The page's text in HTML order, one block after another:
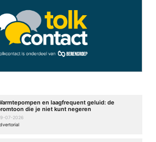
en laagfrequent geluid: de
die je niet kunt negeren
07-2026